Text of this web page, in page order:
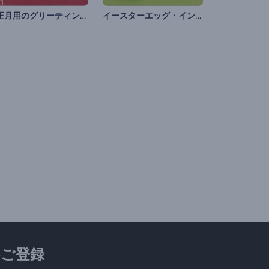
旧正月用のグリーティング動画 イースターエッグ・イントロ
登録